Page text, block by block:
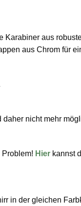
aus
aus Chrom für
nicht mehr
Hier kannst
in der gleichen